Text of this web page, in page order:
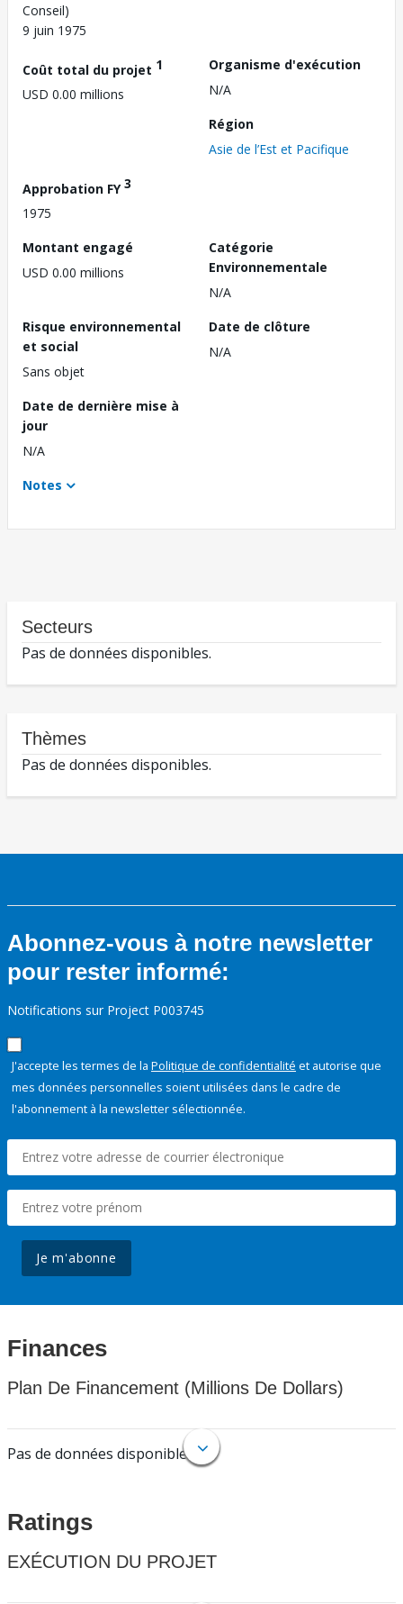
Conseil)
9 juin 1975
Coût total du projet 1
USD 0.00 millions
Organisme d'exécution
N/A
Région
Asie de l’Est et Pacifique
Approbation FY3
1975
Montant engagé
USD 0.00 millions
Catégorie
Environnementale
N/A
Risque environnemental
et social
Sans objet
Date de clôture
N/A
Date de dernière mise à
jour
N/A
Notes
Secteurs
Pas de données disponibles.
Thèmes
Pas de données disponibles.
Abonnez-vous à notre newsletter
pour rester informé:
Notifications sur Project P003745
J'accepte les termes de la Politique de confidentialité et autorise que
mes données personnelles soient utilisées dans le cadre de
l'abonnement à la newsletter sélectionnée.
Je m'abonne
Finances
Plan De Financement (Millions De Dollars)
Pas de données disponibles.
Ratings
EXÉCUTION DU PROJET